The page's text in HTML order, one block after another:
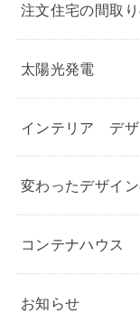
注文住宅の間取
太陽光発電
インテリア デザ
変わったデザイ
コンテナハウス
お知らせ